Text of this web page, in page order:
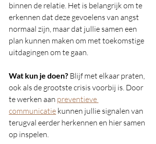
binnen de relatie. Het is belangrijk om te
erkennen dat deze gevoelens van angst
normaal zijn, maar dat jullie samen een
plan kunnen maken om met toekomstige
uitdagingen om te gaan.
Wat kun je doen? Blijf met elkaar praten,
ook als de grootste crisis voorbij is. Door
te werken aan preventieve
communicatie kunnen jullie signalen van
terugval eerder herkennen en hier samen
op inspelen.